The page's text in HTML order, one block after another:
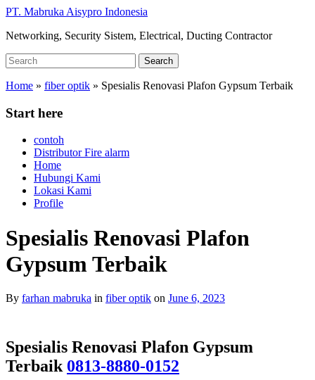
Skip
main
PT. Mabruka Aisypro Indonesia
Networking, Security Sistem, Electrical, Ducting Contractor
Search
for:
Search
Home » fiber optik » Spesialis Renovasi Plafon Gypsum Terbaik
Start here
contoh
Distributor Fire alarm
Home
Hubungi Kami
Lokasi Kami
Profile
Spesialis Renovasi Plafon
Gypsum Terbaik
By farhan mabruka in fiber optik on June 6, 2023
Spesialis Renovasi Plafon Gypsum
Terbaik 0813-8880-0152